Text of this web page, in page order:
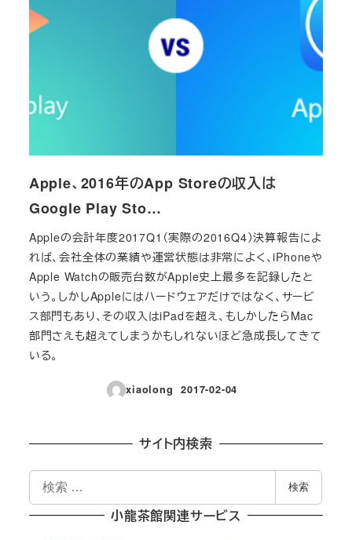
Apple、2016年のApp Storeの収入は
Google Play Sto…
Appleの会計年度2017Q1（実際の2016Q4）決算報告によ
れば、会社全体の業績や運営状態は非常によく、iPhoneや
Apple Watchの販売台数がApple史上最多を記録したと
いう。しかしAppleにはハードウェアだけではなく、サービ
ス部門もあり、その収入はiPadを超え、もしかしたらMac
部門さえも超えてしまうかもしれないほど急成長してきて
いる。
xiaolong
投稿日
2017-02-04
サイト内検索
検
索
検索
小龍茶館関連サービス